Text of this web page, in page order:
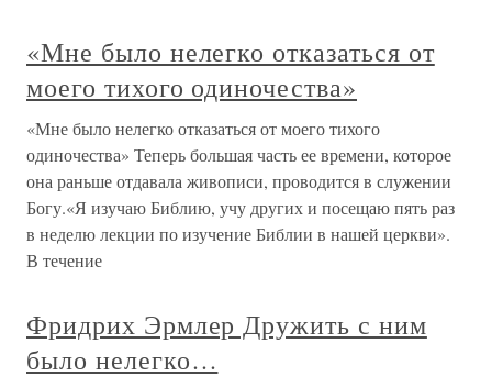
«Мне было нелегко отказаться от
моего тихого одиночества»
«Мне было нелегко отказаться от моего тихого
одиночества» Теперь большая часть ее времени, которое
она раньше отдавала живописи, проводится в служении
Богу.«Я изучаю Библию, учу других и посещаю пять раз
в неделю лекции по изучение Библии в нашей церкви».
В течение
Фридрих Эрмлер Дружить с ним
было нелегко…